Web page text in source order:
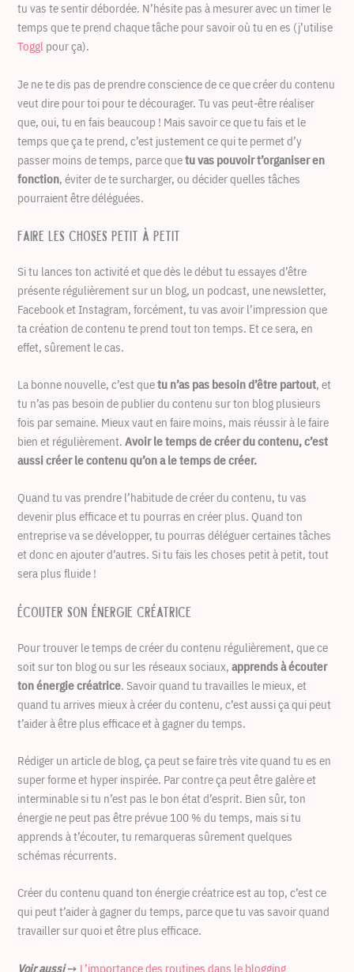
tu vas te sentir débordée. N’hésite pas à mesurer avec un timer le
temps que te prend chaque tâche pour savoir où tu en es (j’utilise
Toggl pour ça).
Je ne te dis pas de prendre conscience de ce que créer du contenu
veut dire pour toi pour te décourager. Tu vas peut-être réaliser
que, oui, tu en fais beaucoup ! Mais savoir ce que tu fais et le
temps que ça te prend, c’est justement ce qui te permet d’y
passer moins de temps, parce quetu vas pouvoir t’organiser en
fonction, éviter de te surcharger, ou décider quelles tâches
pourraient être déléguées.
Faire les choses petit à petit
Si tu lances ton activité et que dès le début tu essayes d’être
présente régulièrement sur un blog, un podcast, une newsletter,
Facebook et Instagram, forcément, tu vas avoir l’impression que
ta création de contenu te prend tout ton temps. Et ce sera, en
effet, sûrement le cas.
La bonne nouvelle, c’est quetu n’as pas besoin d’être partout, et
tu n’as pas besoin de publier du contenu sur ton blog plusieurs
fois par semaine. Mieux vaut en faire moins, mais réussir à le faire
bien et régulièrement.Avoir le temps de créer du contenu, c’est
aussi créer le contenu qu’on a le temps de créer.
Quand tu vas prendre l’habitude de créer du contenu, tu vas
devenir plus efficace et tu pourras en créer plus. Quand ton
entreprise va se développer, tu pourras déléguer certaines tâches
et donc en ajouter d’autres. Si tu fais les choses petit à petit, tout
sera plus fluide !
Écouter son énergie créatrice
Pour trouver le temps de créer du contenu régulièrement, que ce
soit sur ton blog ou sur les réseaux sociaux,apprends à écouter
ton énergie créatrice. Savoir quand tu travailles le mieux, et
quand tu arrives mieux à créer du contenu, c’est aussi ça qui peut
t’aider à être plus efficace et à gagner du temps.
Rédiger un article de blog, ça peut se faire très vite quand tu es en
super forme et hyper inspirée. Par contre ça peut être galère et
interminable si tu n’est pas le bon état d’esprit. Bien sûr, ton
énergie ne peut pas être prévue 100 % du temps, mais si tu
apprends à t’écouter, tu remarqueras sûrement quelques
schémas récurrents.
Créer du contenu quand ton énergie créatrice est au top, c’est ce
qui peut t’aider à gagner du temps, parce que tu vas savoir quand
travailler sur quoi et être plus efficace.
Voir aussi➙ L’importance des routines dans le blogging